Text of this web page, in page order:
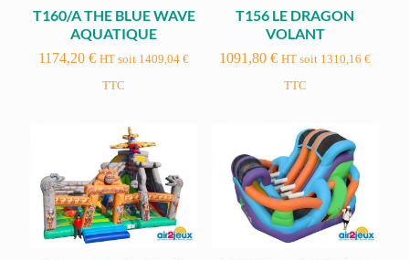
T160/A THE BLUE WAVE
AQUATIQUE
1174,20€ HT soit 1409,04€
TTC
T156 LE DRAGON
VOLANT
1091,80€ HT soit 1310,16€
TTC